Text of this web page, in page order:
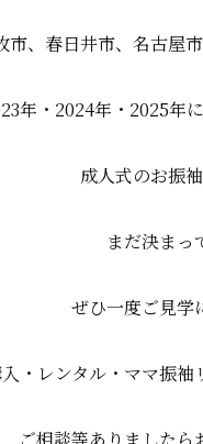
市、春日井市、名古屋
年・2024年・2025年
成人式のお振
まだ決まっ
ぜひ一度ご見学
・レンタル・ママ振袖